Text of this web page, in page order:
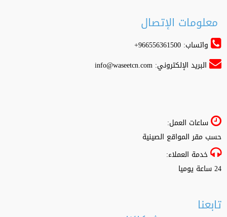
معلومات الإتصال
واتساب: 966556361500+
البريد الإلكتروني:info@waseetcn.com
ساعات العمل:
حسب مقر المواقع الصينية
خدمة العملاء:
24 ساعة يوميا
تابعنا